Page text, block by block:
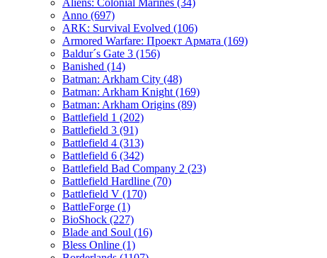
Anno (697)
ARK: Survival Evolved (106)
Armored Warfare: Проект Армата (169)
Baldur´s Gate 3 (156)
Banished (14)
Batman: Arkham City (48)
Batman: Arkham Knight (169)
Batman: Arkham Origins (89)
Battlefield 1 (202)
Battlefield 3 (91)
Battlefield 4 (313)
Battlefield 6 (342)
Battlefield Bad Company 2 (23)
Battlefield Hardline (70)
Battlefield V (170)
BattleForge (1)
BioShock (227)
Blade and Soul (16)
Bless Online (1)